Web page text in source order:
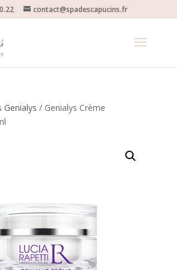
contact@spadescapucins.fr
Genialys / Genialys Crème